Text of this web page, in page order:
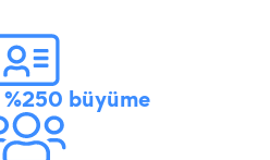
%250 büyüme